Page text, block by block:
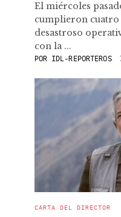
El miércoles
cumplieron cuatro
desastroso
con la ...
POR IDL-REPORTEROS
CARTA DEL DIRECTOR